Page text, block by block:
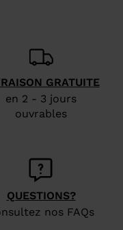
GRATUITE
en 2 - 3 jours
ouvrables
QUESTIONS?
nos FAQs